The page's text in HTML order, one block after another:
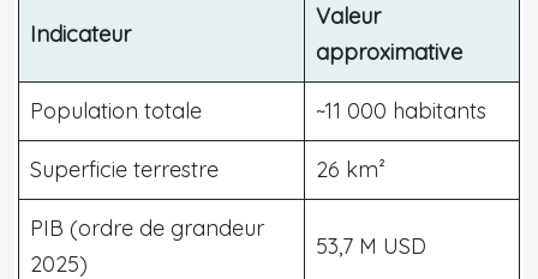
Indicateur
Valeur
approximative
Population totale ~11 000 habitants
Superficie terrestre 26 km²
PIB (ordre de grandeur
2025)
53,7 M USD